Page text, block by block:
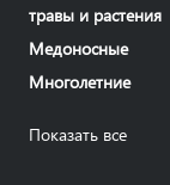
травы и растения
Медоносные
Многолетние
Показать все